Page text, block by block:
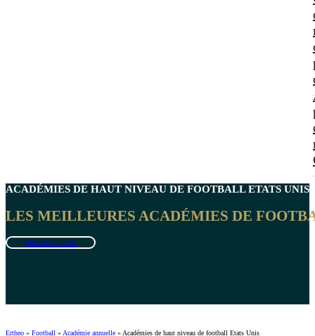
ACADÉMIES DE HAUT NIVEAU DE FOOTBALLETATS UNIS
LES MEILLEURES ACADÉMIES DE
Voir les options
Ertheo » Football » Académie annuelle » Académies de haut niveau de football Etats Unis